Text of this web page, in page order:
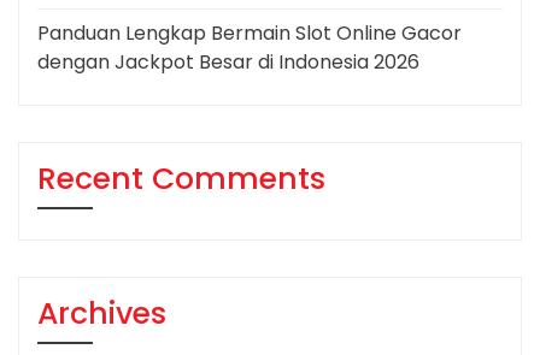
Panduan Lengkap Bermain Slot Online Gacor
dengan Jackpot Besar di Indonesia 2026
Recent Comments
Archives